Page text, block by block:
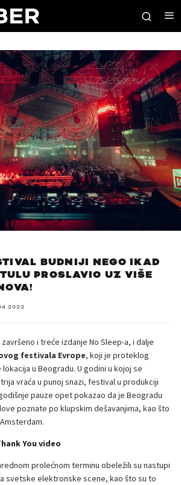
BUDNIJI NEGO IKAD
PROSLAVIO UZ VIŠE
i treće izdanje No Sleep-a, i dalje
festivala Evrope, koji je proteklog
u Beogradu. U godini u kojoj se
vraća u punoj snazi, festival u produkciji
pauze opet pokazao da je Beogradu
poznate po klupskim dešavanjima, kao što
You video
prolećnom terminu obeležili su nastupi
svetske elektronske scene, kao što su to